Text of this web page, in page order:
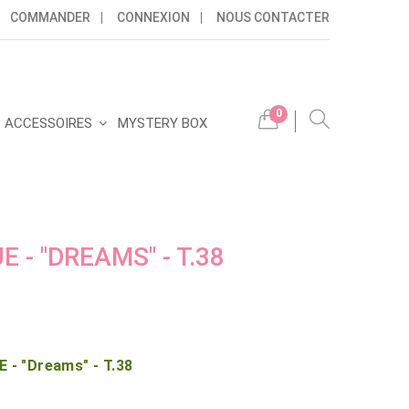
COMMANDER CONNEXION NOUS CONTACTER
ACCESSOIRES MYSTERY BOX
0
- "DREAMS" - T.38
- "Dreams" - T.38